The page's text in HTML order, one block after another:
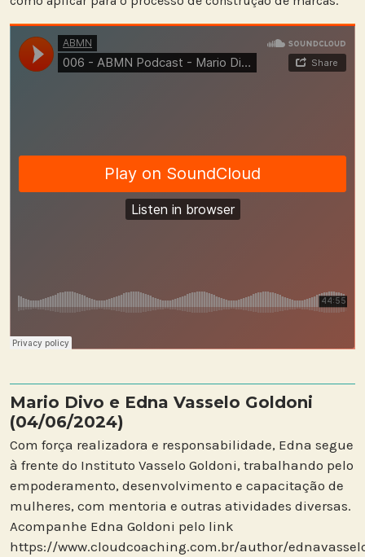
Mario Divo e Edna Vasselo Goldoni
(04/06/2024)
Com força realizadora e responsabilidade, Edna segue
à frente do Instituto Vasselo Goldoni, trabalhando pelo
empoderamento, desenvolvimento e capacitação de
mulheres, com mentoria e outras atividades diversas.
Acompanhe Edna Goldoni pelo link
https://www.cloudcoaching.com.br/author/